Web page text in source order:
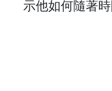
示他如何隨著時